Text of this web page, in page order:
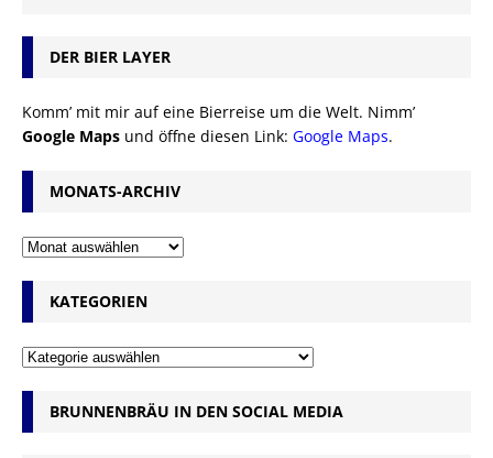
DER BIER LAYER
Komm’ mit mir auf eine Bierreise um die Welt. Nimm’
Google Maps und öffne diesen Link: Google Maps.
MONATS-ARCHIV
KATEGORIEN
BRUNNENBRÄU IN DEN SOCIAL MEDIA